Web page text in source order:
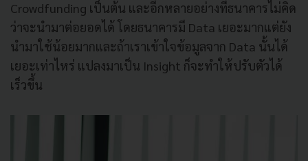
Crowdfunding เป็นต้น และอีกหลายอย่างที่ธนาคารไม่คิด
ว่าจะนำมาต่อยอดได้ โดยธนาคารมี Data เยอะมากแต่ยัง
นำมาใช้น้อยมากและถ้าเราเข้าใจข้อมูลจาก Data นั้นได้
เยอะเท่าไหร่ แปลงมาเป็น Insight ก็จะทำให้ปรับตัวได้
เร็วขึ้น